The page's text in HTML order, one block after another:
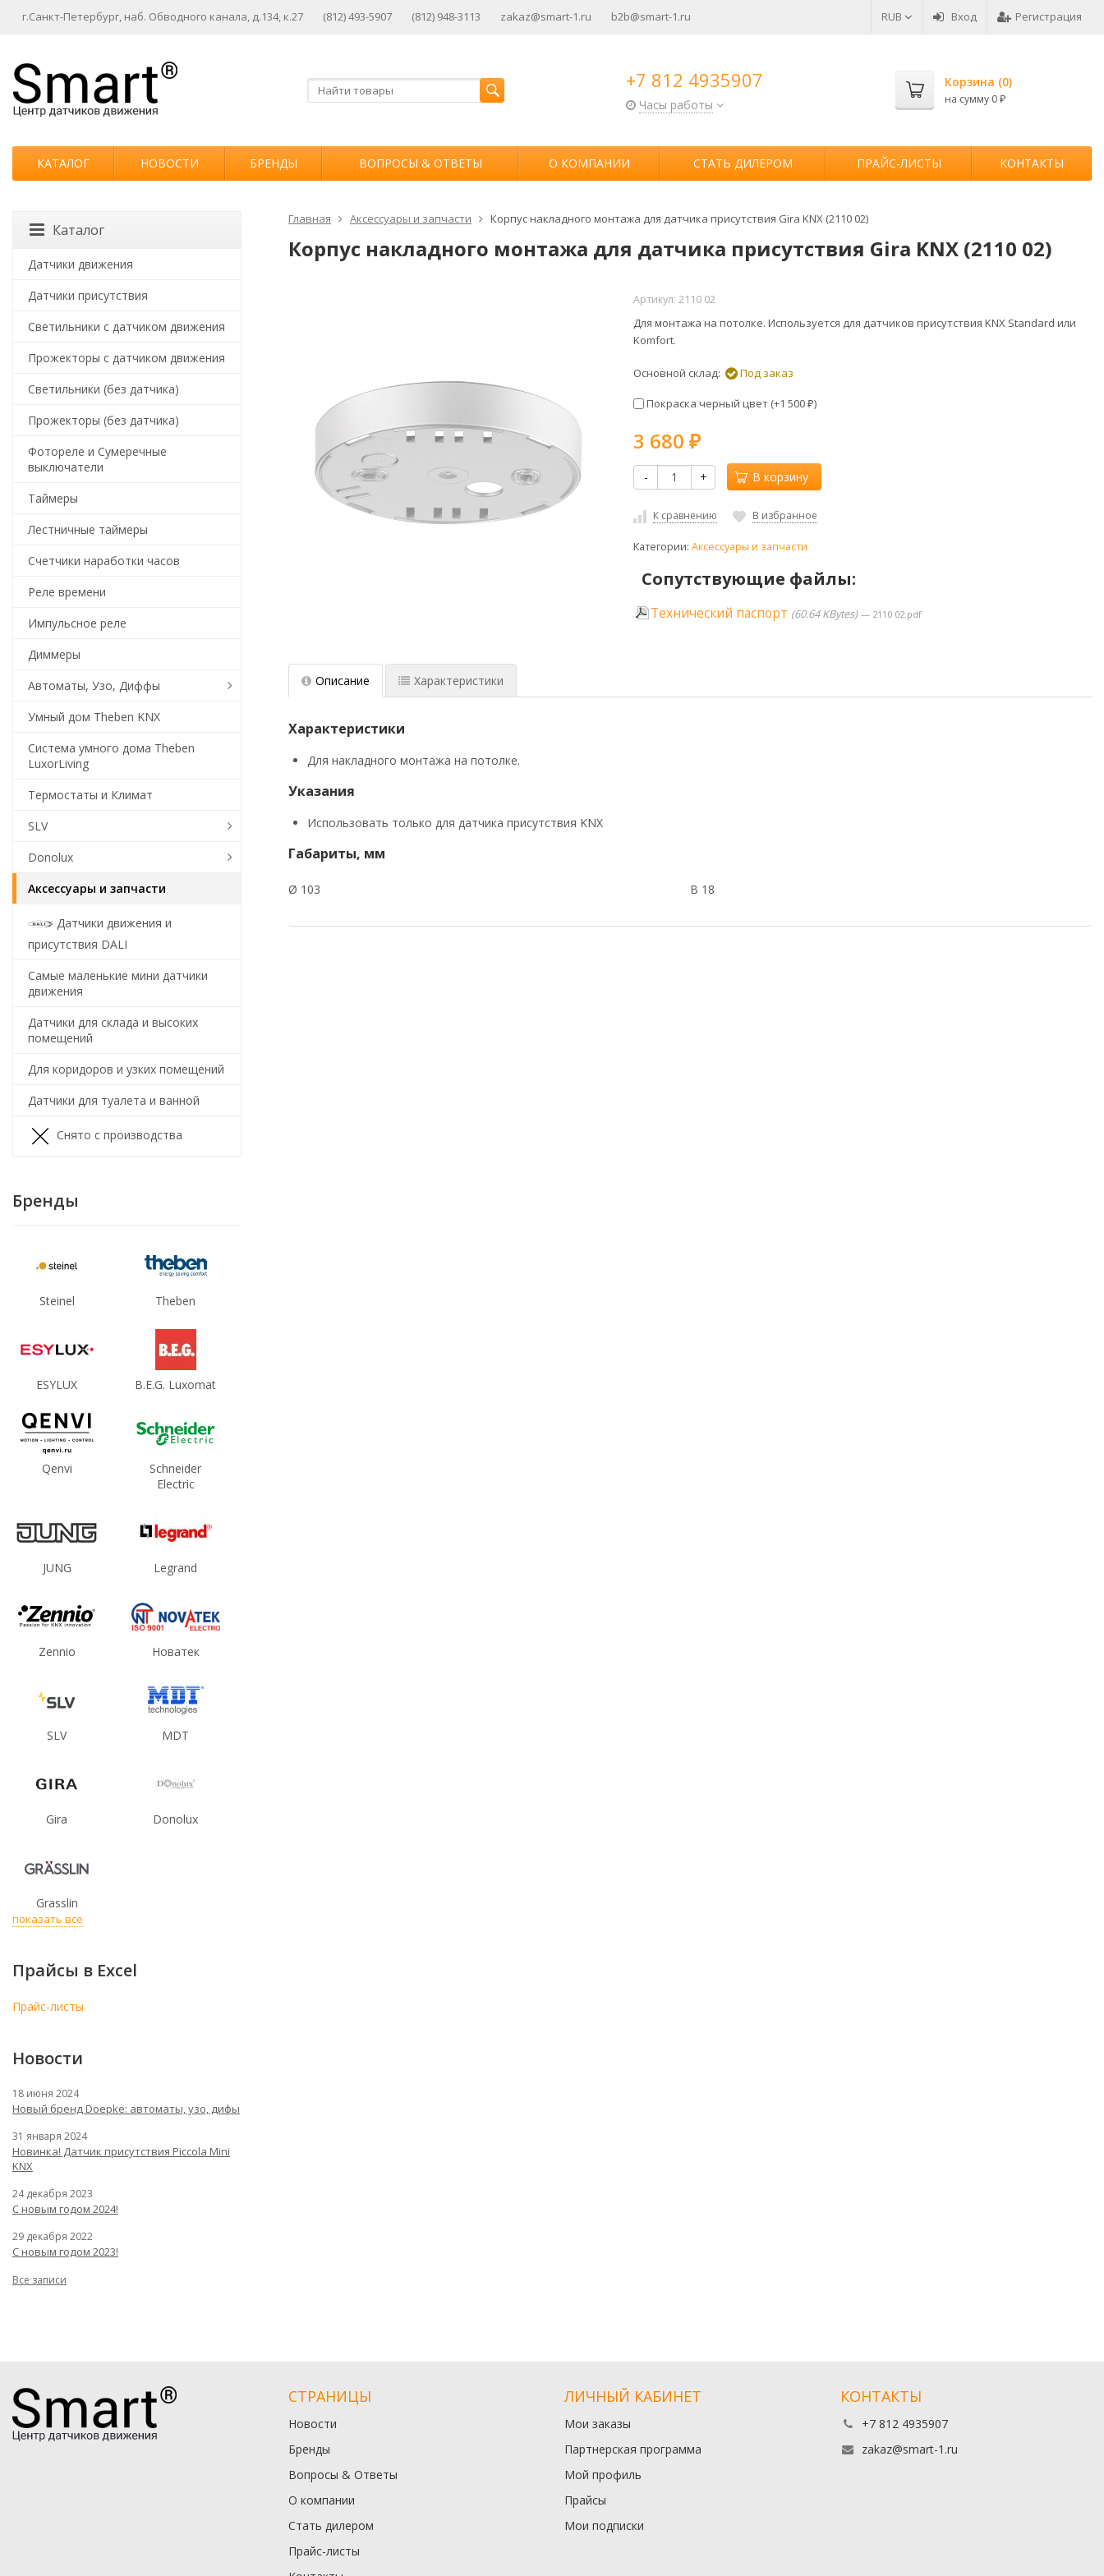
RUB Вход Регистрация
г.Санкт-Петербург, наб. Обводного канала, д.134, к.27 (812) 493-5907 (812) 948-3113 zakaz@smart-1.ru b2b@smart-1.ru
+7 812 4935907
Часы работы
Корзина (0)
на сумму 0 ₽
КАТАЛОГ НОВОСТИ БРЕНДЫ ВОПРОСЫ & ОТВЕТЫ О КОМПАНИИ СТАТЬ ДИЛЕРОМ ПРАЙС-ЛИСТЫ КОНТАКТЫ
Главная Аксессуары и запчасти Корпус накладного монтажа для датчика присутствия Gira KNX (2110 02)
Корпус накладного монтажа для датчика присутствия Gira KNX (2110 02)
Артикул: 2110 02
Для монтажа на потолке. Используется для датчиков присутствия KNX Standard или
Komfort.
Основной склад: Под заказ
Покраска черный цвет (+1 500 ₽)
3 680 ₽
- + В корзину
К сравнению В избранное
Категории: Аксессуары и запчасти
Сопутствующие файлы:
Технический паспорт 60.64 KBytes 2110 02.pdf
Описание Характеристики
Характеристики
Для накладного монтажа на потолке.
Указания
Использовать только для датчика присутствия KNX
Габариты, мм
Ø 103 В 18
Каталог
Датчики движения
Датчики присутствия
Светильники с датчиком движения
Прожекторы с датчиком движения
Светильники (без датчика)
Прожекторы (без датчика)
Фотореле и Сумеречные
выключатели
Таймеры
Лестничные таймеры
Счетчики наработки часов
Реле времени
Импульсное реле
Диммеры
Автоматы, Узо, Диффы
Умный дом Theben KNX
Система умного дома Theben
LuxorLiving
Термостаты и Климат
SLV
Donolux
Аксессуары и запчасти
Датчики движения и
присутствия DALI
Самые маленькие мини датчики
движения
Датчики для склада и высоких
помещений
Для коридоров и узких помещений
Датчики для туалета и ванной
Снято с производства
Бренды
Steinel Theben
ESYLUX B.E.G. Luxomat
Qenvi
Schneider
Electric
JUNG Legrand
Zennio Новатек
SLV MDT
Gira Donolux
Grasslin
показать все
Прайсы в Excel
Прайс-листы
Новости
18 июня 2024
Новый бренд Doepke: автоматы, узо, дифы
31 января 2024
Новинка! Датчик присутствия Piccola Minі
KNX
24 декабря 2023
С новым годом 2024!
29 декабря 2022
С новым годом 2023!
Все записи
СТРАНИЦЫ
Новости
Бренды
Вопросы & Ответы
О компании
Стать дилером
Прайс-листы
ЛИЧНЫЙ КАБИНЕТ
Мои заказы
Партнерская программа
Мой профиль
Прайсы
Мои подписки
КОНТАКТЫ
+7 812 4935907
zakaz@smart-1.ru